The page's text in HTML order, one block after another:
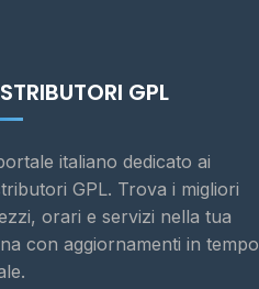
GPL
italiano dedicato ai
GPL. Trova i migliori
orari e servizi nella tua
con aggiornamenti in tempo